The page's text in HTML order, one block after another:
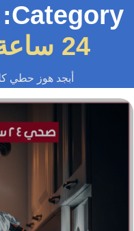
24 ساعة 97371477
أبجد هوز حطي